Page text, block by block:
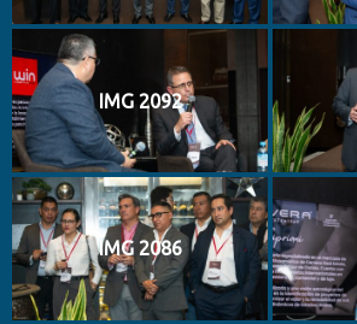
IMG 2092
IMG 2086